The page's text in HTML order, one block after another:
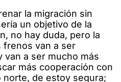
la migración sin
un objetivo de la
no hay duda, pero la
frenos van a ser
a ser mucho más
más cooperación con
norte, de estoy segura;